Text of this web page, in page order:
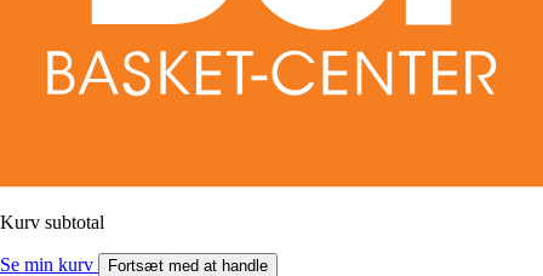
Kurv subtotal
Se min kurv Fortsæt med at handle